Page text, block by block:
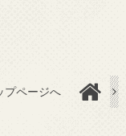
プページへ